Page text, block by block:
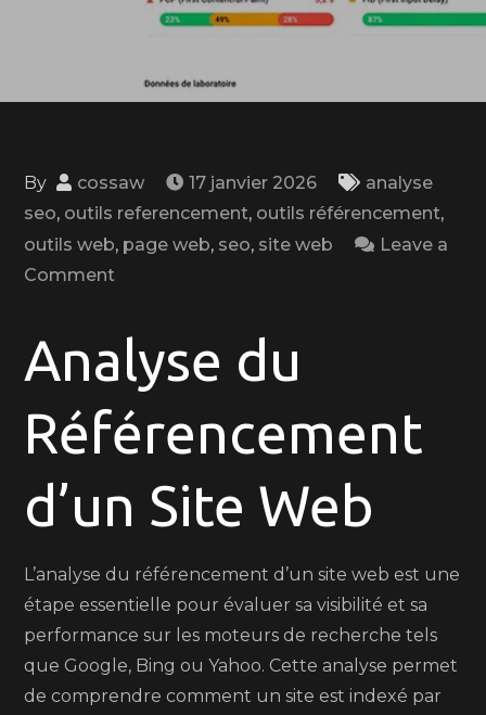
By cossaw 17 janvier 2026
analyse
seo, outils referencement, outils référencement,
outils web, page web, seo, site web
Leave a
Commenton
du
Référencement
d’un
Site
Web:
Clés
la
Visibilité
en
Ligne
Analyse du
Référencement
d’un Site Web
L’analyse du référencement d’un site web est une
étape essentielle pour évaluer sa visibilité et sa
performance sur les moteurs de recherche tels
que Google, Bing ou Yahoo. Cette analyse permet
de comprendre comment un site est indexé par